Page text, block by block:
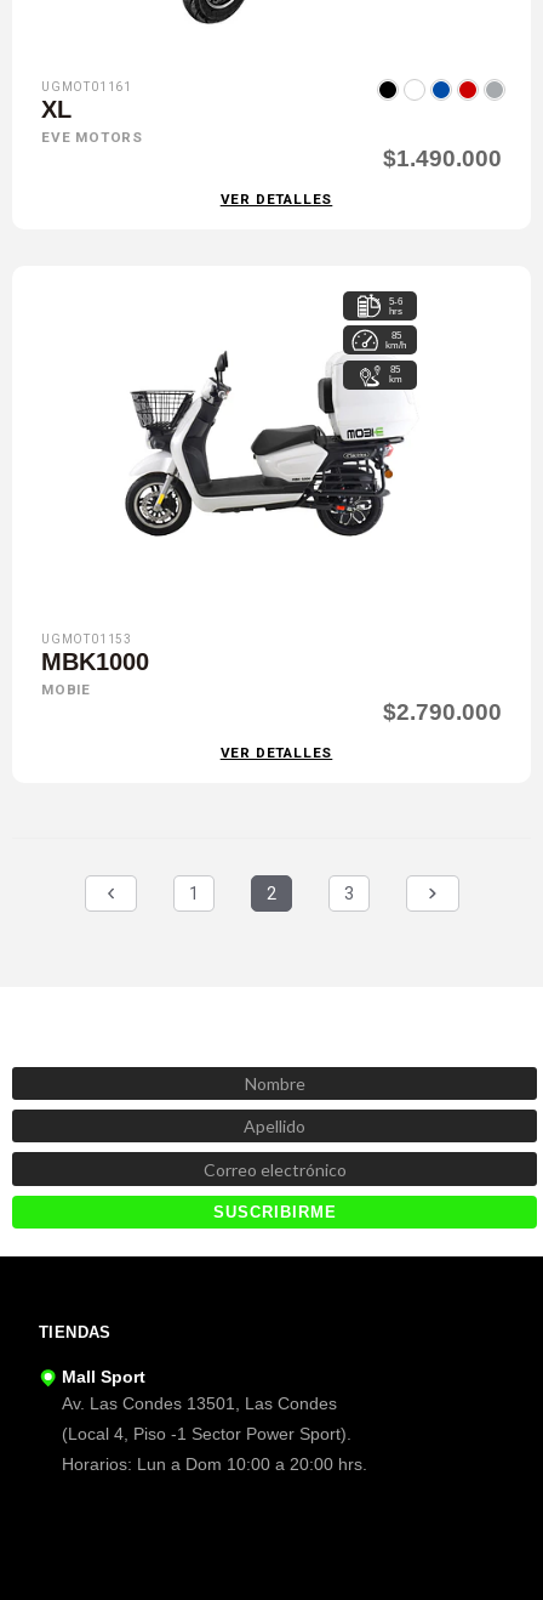
UGMOT01161
XL
EVE MOTORS
$1.490.000
VER DETALLES
5-6
hrs
85
km/h
85
km
UGMOT01153
MBK1000
MOBIE
$2.790.000
VER DETALLES
1 2 3
TIENDAS
Mall Sport
Av. Las Condes 13501, Las Condes
(Local 4, Piso -1 Sector Power Sport).
Horarios: Lun a Dom 10:00 a 20:00 hrs.